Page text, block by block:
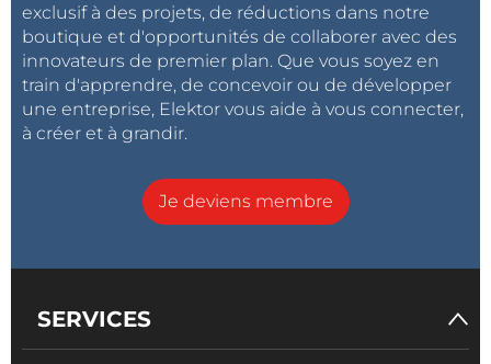
exclusif à des projets, de réductions dans notre
boutique et d'opportunités de collaborer avec des
innovateurs de premier plan. Que vous soyez en
train d'apprendre, de concevoir ou de développer
une entreprise, Elektor vous aide à vous connecter,
à créer et à grandir.
Je deviens membre
SERVICES